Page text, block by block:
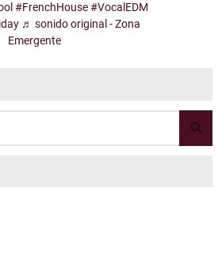
#FrenchHouse #VocalEDM
♬ sonido original - Zona
Emergente